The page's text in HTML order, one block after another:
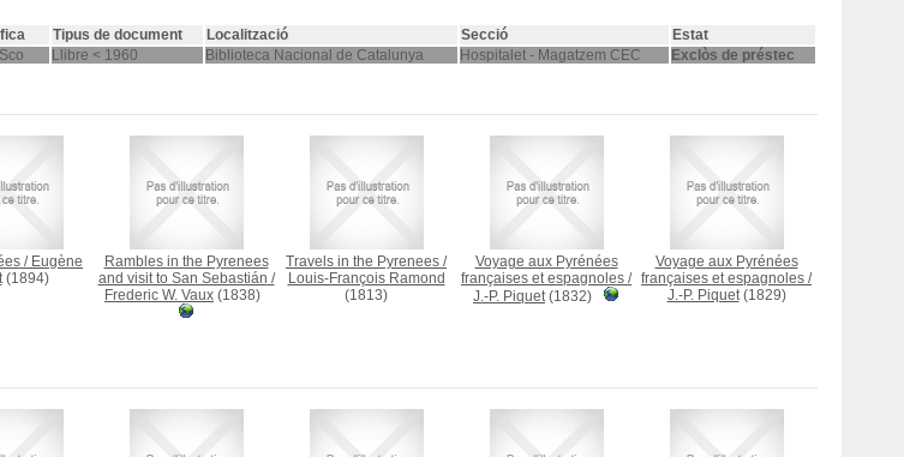
Tipus de document Localització Secció
Estat
Llibre < 1960 Biblioteca Nacional de Catalunya Hospitalet - Magatzem CEC Exclòs de préstec
/ Eugène
(1894)
Rambles in the Pyrenees
and visit to San Sebastián /
Frederic W. Vaux (1838)
Travels in the Pyrenees /
Louis-François Ramond
(1813)
Voyage aux Pyrénées
françaises et espagnoles /
J.-P. Piquet(1832)
Voyage aux Pyrénées
françaises et espagnoles /
J.-P. Piquet(1829)